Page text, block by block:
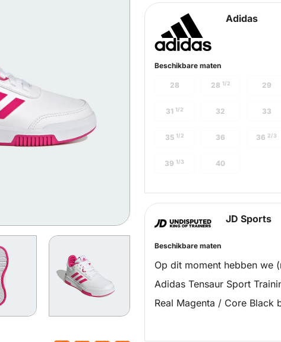
JD Sports
Beschikbare maten
Op dit moment hebben we
Adidas Tensaur Sport
Real Magenta / Core Black
Adidas
Beschikbare maten
28 28 1/2 29
31 1/2 32 33
35 1/2 36 362/3
391/3 40